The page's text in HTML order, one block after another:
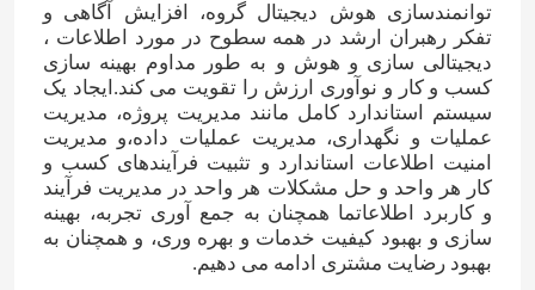
کنترل کیفیت
با ما تماس بگیرید
اخبار
موارد
توانمندسازی هوش دیجیتال گروه، افزایش آگاهی و
تفکر رهبران ارشد در همه سطوح در مورد اطلاعات ،
دیجیتالی سازی و هوش و به طور مداوم بهینه سازی
کسب و کار و نوآوری ارزش را تقویت می کند.ایجاد یک
سیستم استاندارد کامل مانند مدیریت پروژه، مدیریت
عملیات و نگهداری، مدیریت عملیات داده،و مدیریت
امنیت اطلاعات استاندارد و تثبیت فرآیندهای کسب و
کار هر واحد و حل مشکلات هر واحد در مدیریت فرآیند
و کاربرد اطلاعاتما همچنان به جمع آوری تجربه، بهینه
سازی و بهبود کیفیت خدمات و بهره وری، و همچنان به
بهبود رضایت مشتری ادامه می دهیم.